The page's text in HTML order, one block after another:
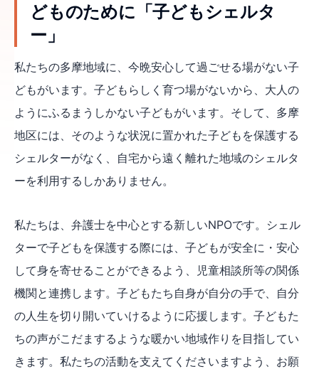
どものために「子どもシェルタ
ー」
私たちの多摩地域に、今晩安心して過ごせる場がない子
どもがいます。子どもらしく育つ場がないから、大人の
ようにふるまうしかない子どもがいます。そして、多摩
地区には、そのような状況に置かれた子どもを保護する
シェルターがなく、自宅から遠く離れた地域のシェルタ
ーを利用するしかありません。
私たちは、弁護士を中心とする新しいNPOです。シェル
ターで子どもを保護する際には、子どもが安全に・安心
して身を寄せることができるよう、児童相談所等の関係
機関と連携します。子どもたち自身が自分の手で、自分
の人生を切り開いていけるように応援します。子どもた
ちの声がこだまするような暖かい地域作りを目指してい
きます。私たちの活動を支えてくださいますよう、お願